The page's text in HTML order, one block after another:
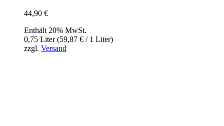
44,90 €
Enthält 20% MwSt.
0,75 Liter (59,87 € / 1 Liter)
zzgl. Versand